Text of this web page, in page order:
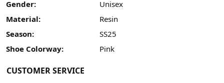
Gender:
Unisex
Material:
Resin
Season:
SS25
Shoe Colorway:
Pink
CUSTOMER SERVICE